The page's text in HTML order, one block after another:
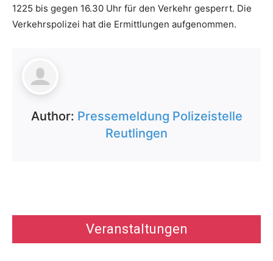
1225 bis gegen 16.30 Uhr für den Verkehr gesperrt. Die
Verkehrspolizei hat die Ermittlungen aufgenommen.
Author: Pressemeldung Polizeistelle
Reutlingen
Veranstaltungen